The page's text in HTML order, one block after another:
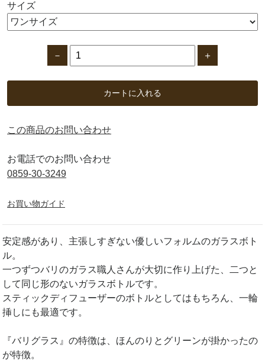
サイズ
－ ＋
カートに入れる
この商品のお問い合わせ
お電話でのお問い合わせ
0859-30-3249
お買い物ガイド
安定感があり、主張しすぎない優しいフォルムのガラスボト
ル。
一つずつバリのガラス職人さんが大切に作り上げた、二つと
して同じ形のないガラスボトルです。
スティックディフューザーのボトルとしてはもちろん、一輪
挿しにも最適です。
『バリグラス』の特徴は、ほんのりとグリーンが掛かったの
が特徴。